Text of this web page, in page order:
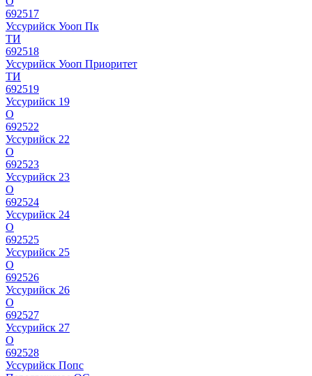
692517
Уссурийск Уооп Пк
ТИ
692518
Уссурийск Уооп Приоритет
ТИ
692519
Уссурийск 19
О
692522
Уссурийск 22
О
692523
Уссурийск 23
О
692524
Уссурийск 24
О
692525
Уссурийск 25
О
692526
Уссурийск 26
О
692527
Уссурийск 27
О
692528
Уссурийск Попс